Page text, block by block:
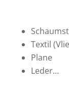
Textil
Plane
Leder…